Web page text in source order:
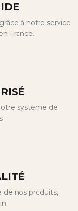
à notre service
France.
système de
de nos produits,